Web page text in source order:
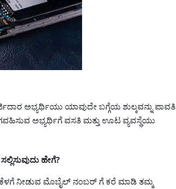
ಅಭ್ಯರ್ಥಿಯು ಯಾವುದೇ ಬಗ್ಗೆಯ ಶುಲ್ಕವನ್ನು ಪಾವತಿ
ಅಭ್ಯರ್ಥಿಗೆ ವಸತಿ ಮತ್ತು ಊಟ ವ್ಯವಸ್ಥೆಯು
ಹೇಗೆ?
ನೀಡುವ ಮೊಬೈಲ್ ನಂಬರ್ ಗೆ ಕರೆ ಮಾಡಿ ತಮ್ಮ